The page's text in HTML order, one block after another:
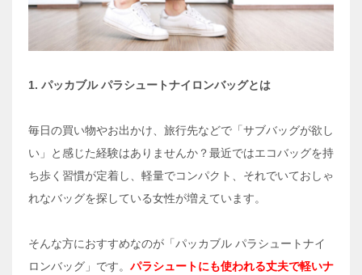
1. パッカブル パラシュートナイロンバッグとは
毎日の買い物やお出かけ、旅行先などで「サブバッグが欲し
い」と感じた経験はありませんか？最近ではエコバッグを持
ち歩く習慣が定着し、軽量でコンパクト、それでいておしゃ
れなバッグを探している女性が増えています。
そんな方におすすめなのが「パッカブル パラシュートナイ
ロンバッグ」です。 パラシュートにも使われる丈夫で軽いナ